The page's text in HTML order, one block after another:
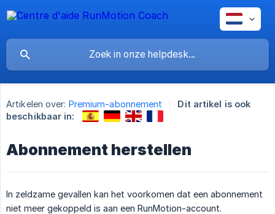
Artikelen over: Premium-abonnement
Dit artikel is ook
beschikbaar in:
Abonnement herstellen
In zeldzame gevallen kan het voorkomen dat een abonnement
niet meer gekoppeld is aan een RunMotion-account.